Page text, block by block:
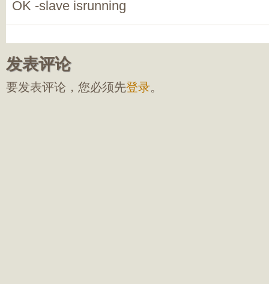
OK -slave isrunning
发表评论
要发表评论，您必须先登录。